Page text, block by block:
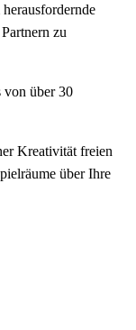
zu
von über 30
Kreativität freien
über Ihre